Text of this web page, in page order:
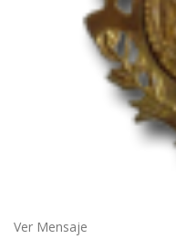
Ver Mensaje